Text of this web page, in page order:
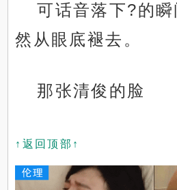
可话音落下?的
然从眼底褪去。
那张清俊的脸
↑返回顶部↑